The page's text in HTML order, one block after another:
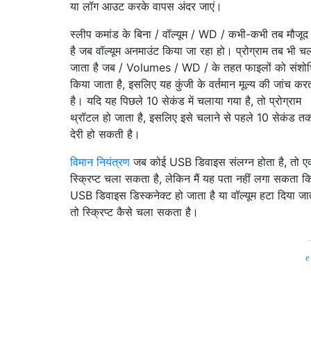
या लॉग आउट करके वापस अंदर जाएं।
स्लीप कमांड के बिना / वॉल्यूम / WD / कभी-कभी तब मौजूद
है जब वॉल्यूम अनमाउंट किया जा रहा हो। प्रोग्राम तब भी
जाता है जब / Volumes / WD / के तहत फाइलों को
किया जाता है, इसलिए यह कुंजी के वर्तमान मूल्य की जांच
है। यदि यह पिछले 10 सेकंड में चलाया गया है, तो प्रोग्राम
थ्रॉटल हो जाता है, इसलिए इसे चलाने से पहले 10 सेकंड
देरी हो सकती है।
विमान नियंत्रणजब कोई USB डिवाइस संलग्न होता है, तो
स्क्रिप्ट चला सकता है, लेकिन मैं यह पता नहीं लगा सकता
USB डिवाइस डिस्कनेक्ट हो जाता है या वॉल्यूम हटा दिया
तो स्क्रिप्ट कैसे चला सकता है।